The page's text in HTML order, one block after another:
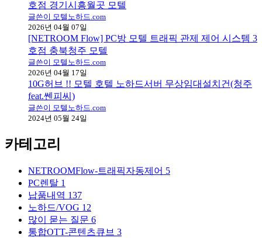
호점 경기시흥월곳 모텔
글쓴이 모텔노하드.com
2026년 04월 07일
[NETROOM Flow] PC방 모텔 트래픽 관제 제어 시스템 3
호점 충북청주 모텔
글쓴이 모텔노하드.com
2026년 04월 17일
10G허브 !! 모텔 호텔 노하드서버 무상임대설치건(청주
feat.쎈피씨)
글쓴이 모텔노하드.com
2024년 05월 24일
카테고리
NETROOMFlow-트래픽자동제어 5
PC렌탈 1
납품내역 137
노하드/VOG 12
많이 묻는 질문 6
통합OTT-콘텐츠큐브 3